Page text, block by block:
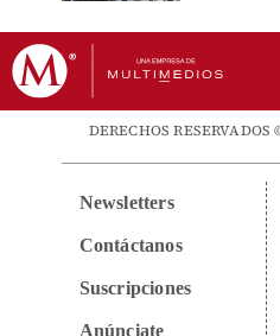
DERECHOS
Newsletters
Contáctanos
Suscripciones
Anúnciate